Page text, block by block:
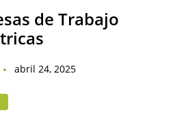
de Trabajo
abril 24, 2025